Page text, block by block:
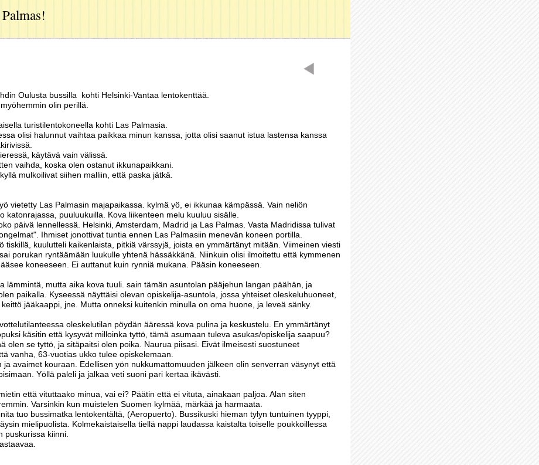
Oulusta bussilla kohti Helsinki-Vantaa lentokenttää.
olin perillä.
turistilentokoneella kohti Las Palmasia.
olisi halunnut vaihtaa paikkaa minun kanssa, jotta olisi saanut istua lastensa kanssa
käytävä vain välissä.
vaihda, koska olen ostanut ikkunapaikkani.
mulkoilivat siihen malliin, että paska jätkä.
vietetty Las Palmasin majapaikassa. kylmä yö, ei ikkunaa kämpässä. Vain neliön
katonrajassa, puuluukuilla. Kova liikenteen melu kuuluu sisälle.
päivä lennellessä. Helsinki, Amsterdam, Madrid ja Las Palmas. Vasta Madridissa tulivat
Ihmiset jonottivat tuntia ennen Las Palmasiin menevän koneen portilla.
tiskillä, kuulutteli kaikenlaista, pitkiä värssyjä, joista en ymmärtänyt mitään. Viimeinen viesti
porukan ryntäämään luukulle yhtenä hässäkkänä. Niinkuin olisi ilmoitettu että kymmenen
koneeseen. Ei auttanut kuin rynniä mukana. Pääsin koneeseen.
lämmintä, mutta aika kova tuuli. sain tämän asuntolan pääjehun langan päähän, ja
paikalla. Kyseessä näyttäisi olevan opiskelija-asuntola, jossa yhteiset oleskeluhuoneet,
jääkaappi, jne. Mutta onneksi kuitenkin minulla on oma huone, ja leveä sänky.
oleskelutilan pöydän ääressä kova pulina ja keskustelu. En ymmärtänyt
käsitin että kysyvät milloinka tyttö, tämä asumaan tuleva asukas/opiskelija saapuu?
olen se tyttö, ja sitäpaitsi olen poika. Naurua piisasi. Eivät ilmeisesti suostuneet
vanha, 63-vuotias ukko tulee opiskelemaan.
ja avaimet kouraan. Edellisen yön nukkumattomuuden jälkeen olin senverran väsynyt että
Yöllä paleli ja jalkaa veti suoni pari kertaa ikävästi.
että vituttaako minua, vai ei? Päätin että ei vituta, ainakaan paljoa. Alan siten
Varsinkin kun muistelen Suomen kylmää, märkää ja harmaata.
tuo bussimatka lentokentältä, (Aeropuerto). Bussikuski hieman tylyn tuntuinen tyyppi,
mielipuolista. Kolmekaistaisella tiellä nappi laudassa kaistalta toiselle poukkoillessa
puskurissa kiinni.